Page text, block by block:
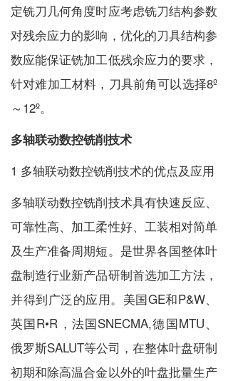
定铣刀几何角度时应考虑铣刀结构参数
对残余应力的影响，优化的刀具结构参
数应能保证铣加工低残余应力的要求，
针对难加工材料，刀具前角可以选择8º
～12º。
多轴联动数控铣削技术
1 多轴联动数控铣削技术的优点及应用
多轴联动数控铣削技术具有快速反应、
可靠性高、加工柔性好、工装相对简单
及生产准备周期短。是世界各国整体叶
盘制造行业新产品研制首选加工方法，
并得到广泛的应用。美国GE和P&W、
英国R•R，法国SNECMA,德国MTU、
俄罗斯SALUT等公司，在整体叶盘研制
初期和除高温合金以外的叶盘批量生产